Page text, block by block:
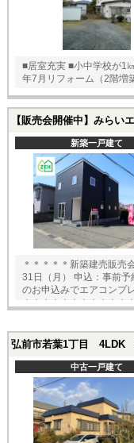
■居室充実 ■小中学校が1
年7月リフォーム（2階増
新築一戸建て
＊＊＊＊＊新築建売販売会実施中＊＊＊
31日（月） 申込：事前予約
のお申込みでエアコンプレ
＊＊＊＊＊＊＊＊＊＊＊＊＊＊＊＊＊＊ ■み
が徒歩10分圏内 ■聖愛高
便性良好 ■駐車3台可
★★★・断熱性能5) --------- ・超断熱のトリプルサッシを全窓に採用 ※
同社ダブルサッシ製品と
調理中も衛生的 ・スマ
ガス代が約半分になるハ
暖エアコン その
弘前市若葉1丁目 4LDK
中古一戸建て